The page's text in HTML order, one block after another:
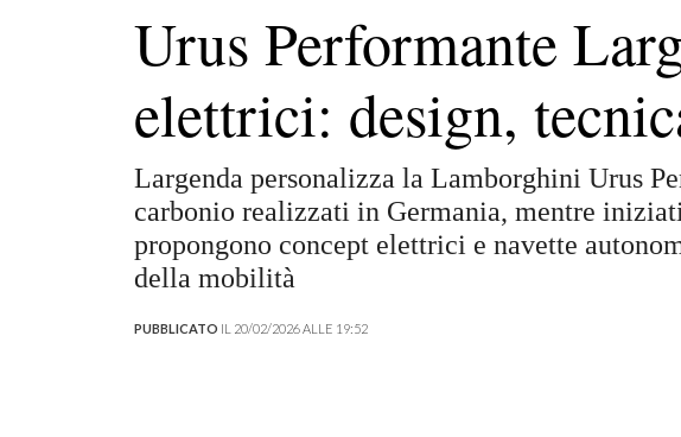
Urus Performante
elettrici: design,
Largenda personalizza la Lamborghini Urus
carbonio realizzati in Germania, mentre
propongono concept elettrici e navette
della mobilità
PUBBLICATO IL 20/02/2026 ALLE 19:52